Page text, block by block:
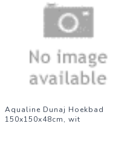
Aqualine Dunaj Hoekbad
150x150x48cm, wit